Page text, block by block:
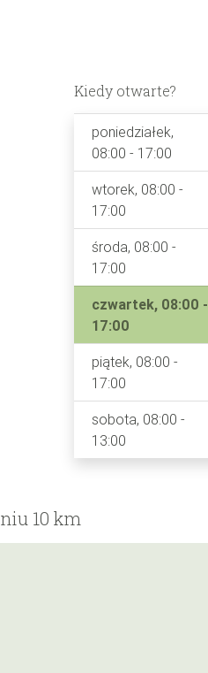
Kiedy otwarte?
poniedziałek,
08:00 - 17:00
wtorek, 08:00 -
17:00
środa, 08:00 -
17:00
czwartek, 08:00 -
17:00
piątek, 08:00 -
17:00
sobota, 08:00 -
13:00
10 km